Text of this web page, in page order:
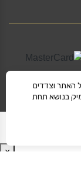
×
האתר וצדדים
בנושא תחת